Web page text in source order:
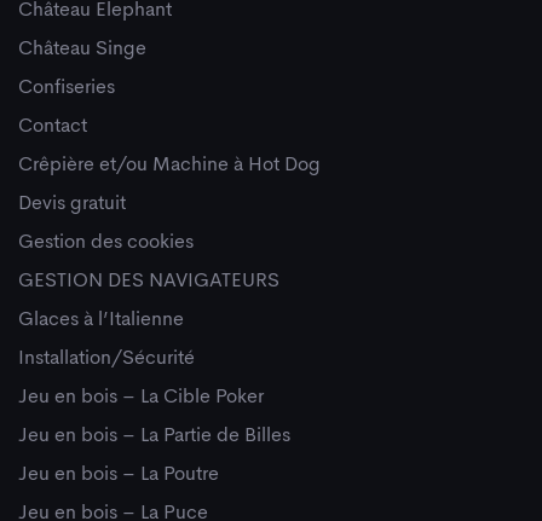
Château Elephant
Château Singe
Confiseries
Contact
Crêpière et/ou Machine à Hot Dog
Devis gratuit
Gestion des cookies
GESTION DES NAVIGATEURS
Glaces à l’Italienne
Installation/Sécurité
Jeu en bois – La Cible Poker
Jeu en bois – La Partie de Billes
Jeu en bois – La Poutre
Jeu en bois – La Puce